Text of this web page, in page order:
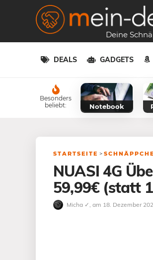
Deine
DEALS GADGETS
Besonders
beliebt:
Notebook
STARTSEITE >
NUASI 4G
59,99€ (statt
Micha ✓ , am 18. Dezember